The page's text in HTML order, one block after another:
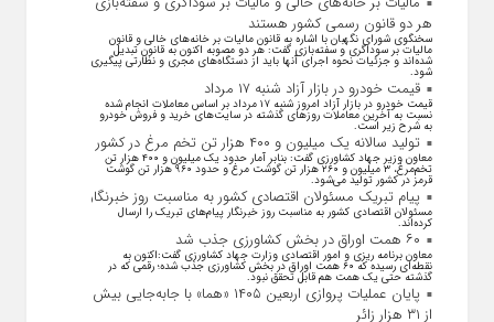
هر دو قانون رسمی کشور هستند
سخنگوی شورای نگهبان با اشاره به قانون مالیات بر خانه‌های خالی و قانون
مالیات بر سوداگری و سفته‌بازی گفت: هر دو مصوبه اکنون به قانون تبدیل
شده‌اند و جزئیات نحوه اجرای آنها باید از دستگاه‌های مجری و نظارتی پیگیری
شود.
قیمت خودرو در بازار آزاد شنبه ۱۷ مرداد
قیمت خودرو در بازار آزاد امروز شنبه ۱۷ مرداد بر اساس معاملات انجام شده
نسبت به آخرین معاملات روز‌های گذشته در سایت‌های خرید و فروش خودرو
به شرح زیر است.
تولید سالانه یک میلیون و ۴۰۰ هزار تن تخم مرغ در کشور
معاون وزیر جهاد کشاورزی گفت: بنابر آمار حدود یک میلیون و ۴۰۰ هزار تن
تخم‌مرغ، ۳ میلیون و ۲۶۰ هزار تن گوشت مرغ و حدود ۹۶۰ هزار تن گوشت
قرمز در کشور تولید می‌شود.
پیام تبریک مسئولان اقتصادی کشور به مناسبت روز خبرنگار
مسئولان اقتصادی کشور به مناسبت روز خبرنگار پیام‌های تبریک را ارسال
کرده‌اند.
۶۰ همت اوراق در بخش کشاورزی جذب شد
معاون برنامه ریزی و امور اقتصادی وزارت جهاد کشاورزی گفت:اکنون به
نقطه‌ای رسیده که ۶۰ همت اوراق در بخش کشاورزی جذب شده؛ رقمی که در
گذشته حتی یک همت هم قابل تحقق نبود.
پایان عملیات پروازی اربعین ۱۴۰۵ «هما» با جابه‌جایی بیش
از ۳۱ هزار زائر